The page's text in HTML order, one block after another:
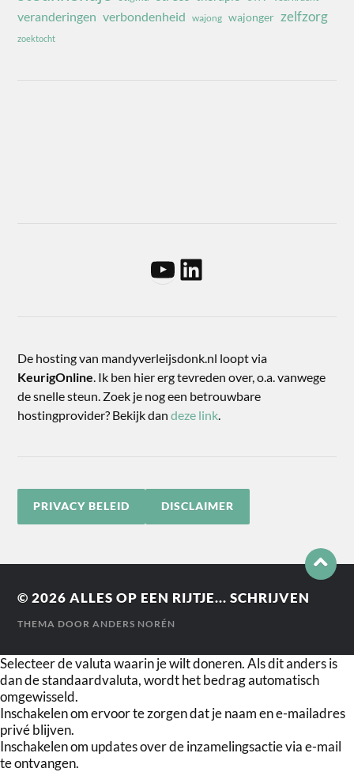
veranderingen verbondenheid wajong wajonger zelfzorg
zoektocht
De hosting van mandyverleijsdonk.nl loopt via
KeurigOnline . Ik ben hier erg tevreden over, o.a. vanwege
de snelle steun. Zoek je nog een betrouwbare
hostingprovider? Bekijk dandeze link
PRIVACY BELEID DISCLAIMER
© 2026ALLES OP EEN RIJTJE... SCHRIJVEN
THEMA DOORANDERS NORÉN
Selecteer de valuta waarin je wilt doneren. Als dit anders is
dan de standaardvaluta, wordt het bedrag automatisch
omgewisseld.
Inschakelen om ervoor te zorgen dat je naam en e-mailadres
privé blijven.
Inschakelen om updates over de inzamelingsactie via e-mail
te ontvangen.